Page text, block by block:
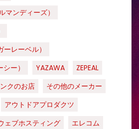
ンディーズ）
ーレーベル）
ー）
YAZAWA
ZEPEAL
クのお店
その他のメーカー
アウトドアプロダクツ
ェブホスティング
エレコム